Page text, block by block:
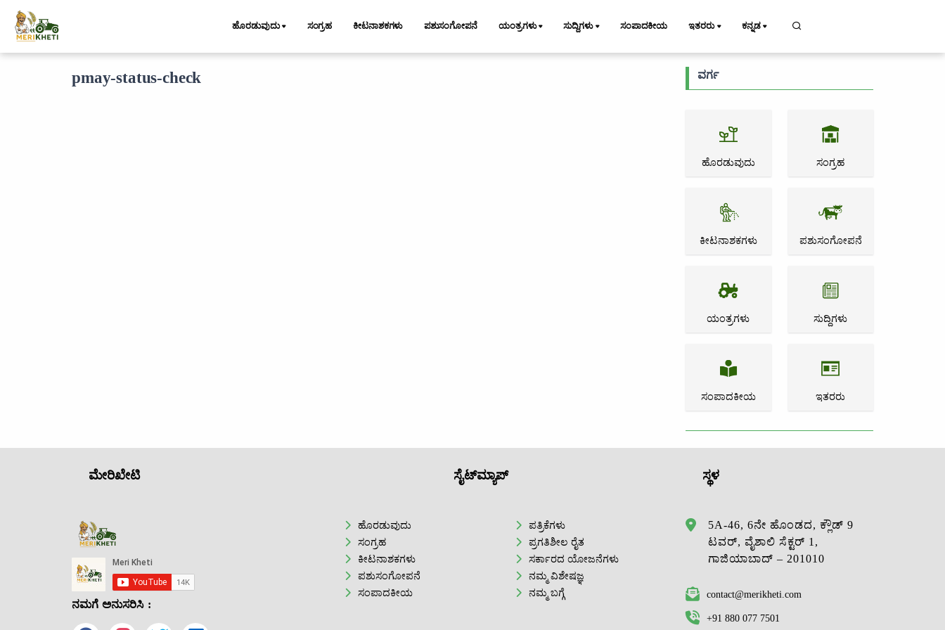
ಹೊರಡುವುದು ಸಂಗ್ರಹ ಕೀಟನಾಶಕಗಳು ಪಶುಸಂಗೋಪನೆ ಯಂತ್ರಗಳು ಸುದ್ದಿಗಳು ಸಂಪಾದಕೀಯ ಇತರರು ಕನ್ನಡ
pmay-status-check ವರ್ಗ
ಹೊರಡುವುದು ಸಂಗ್ರಹ
ಕೀಟನಾಶಕಗಳು ಪಶುಸಂಗೋಪನೆ
ಯಂತ್ರಗಳು ಸುದ್ದಿಗಳು
ಸಂಪಾದಕೀಯ ಇತರರು
ಮೇರಿಖೇಟಿ
ನಮಗೆ ಅನುಸರಿಸಿ :
ಸೈಟ್‌ಮ್ಯಾಪ್
ಹೊರಡುವುದು
ಸಂಗ್ರಹ
ಕೀಟನಾಶಕಗಳು
ಪಶುಸಂಗೋಪನೆ
ಸಂಪಾದಕೀಯ
ಪತ್ರಿಕೆಗಳು
ಪ್ರಗತಿಶೀಲ ರೈತ
ಸರ್ಕಾರದ ಯೋಜನೆಗಳು
ನಮ್ಮ ವಿಶೇಷಜ್ಞ
ನಮ್ಮ ಬಗ್ಗೆ
ಸ್ಥಳ
5A-46, 6ನೇ ಹೊಂಡದ, ಕ್ಲೌಡ್ 9
ಟವರ್, ವೈಶಾಲಿ ಸೆಕ್ಟರ್ 1,
ಗಾಜಿಯಾಬಾದ್ – 201010
contact@merikheti.com
+91 880 077 7501